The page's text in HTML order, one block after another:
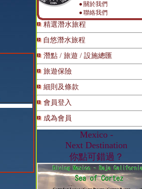
● 關於我們
●聯絡我們
精選潛水旅程
自悠潛水旅程
潛點 / 旅遊 / 設施總匯
旅遊保險
細則及條款
會員登入
成為會員
Mexico -
Next Destination
你點可錯過？